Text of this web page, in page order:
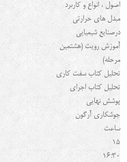
اصول ، انواع و کاربرد
مبدل های حرارتی
درصنایع شیمیایی
آموزش رویت (هشتمین
مرحله)
تحلیل کتاب سفت کاری
تحلیل کتاب اجرای
پوشش نهایی
جوشکاری آرگون
ساعت
15
16:30